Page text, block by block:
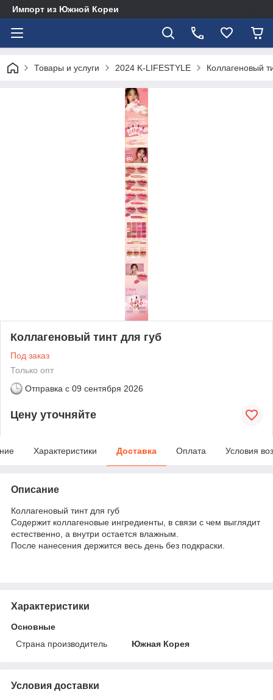
Импорт из Южной Кореи
Товары и услуги 2024 K-LIFESTYLE Коллагеновый
Коллагеновый тинт для губ
Под заказ
Только опт
Отправка с 09 сентября 2026
Цену уточняйте
Характеристики Доставка Оплата Условия
Описание
Коллагеновый тинт для губ
Содержит коллагеновые ингредиенты, в связи с чем выглядит
естественно, а внутри остается влажным.
После нанесения держится весь день без подкраски.
Характеристики
Основные
Страна производитель
Южная Корея
Условия доставки